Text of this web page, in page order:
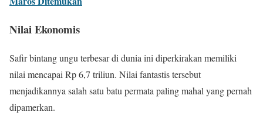
Nilai Ekonomis
Safir bintang ungu terbesar di dunia ini diperkirakan memiliki
nilai mencapai Rp 6,7 triliun. Nilai fantastis tersebut
menjadikannya salah satu batu permata paling mahal yang pernah
dipamerkan.